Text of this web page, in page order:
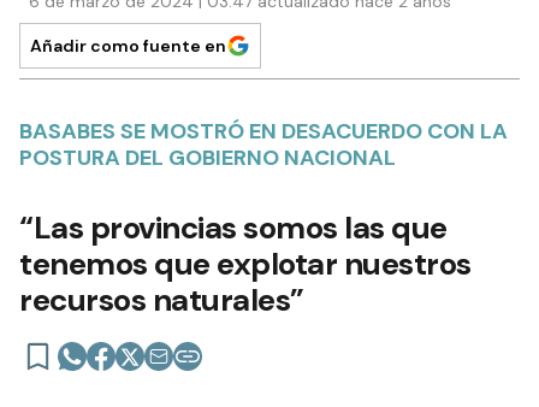
Añadir como fuente en
BASABES SE MOSTRÓ EN DESACUERDO CON LA
POSTURA DEL GOBIERNO NACIONAL
“Las provincias somos las que
tenemos que explotar nuestros
recursos naturales”